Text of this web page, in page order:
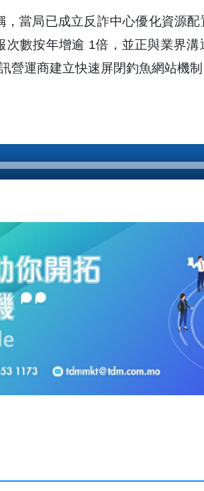
，當局已成立反詐中心優化資源
數按年增逾 1倍，並正與業界溝
營運商建立快速屏閉釣魚網站機